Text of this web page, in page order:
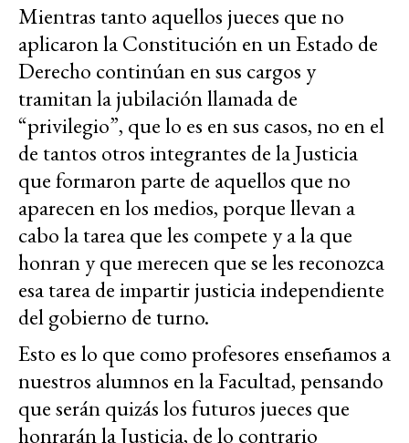
Mientras tanto aquellos jueces que no
aplicaron la Constitución en un Estado de
Derecho continúan en sus cargos y
tramitan la jubilación llamada de
“privilegio”, que lo es en sus casos, no en el
de tantos otros integrantes de la Justicia
que formaron parte de aquellos que no
aparecen en los medios, porque llevan a
cabo la tarea que les compete y a la que
honran y que merecen que se les reconozca
esa tarea de impartir justicia independiente
del gobierno de turno.
Esto es lo que como profesores enseñamos a
nuestros alumnos en la Facultad, pensando
que serán quizás los futuros jueces que
honrarán la Justicia, de lo contrario